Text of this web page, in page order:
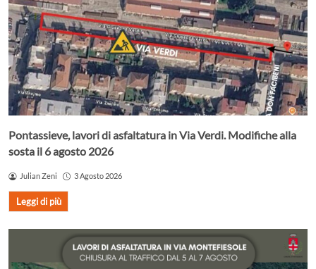
Pontassieve, lavori di asfaltatura in Via Verdi. Modifiche alla
sosta il 6 agosto 2026
Julian Zeni 3 Agosto 2026
Leggi di più